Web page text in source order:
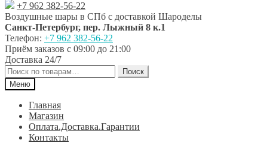
+7 962 382-56-22
Воздушные шары в СПб с доставкой Шароделы
Санкт-Петербург, пер. Лыжный 8 к.1
Телефон: +7 962 382-56-22
Приём заказов с 09:00 до 21:00
Доставка 24/7
Искать:
Поиск
Меню
Главная
Магазин
Оплата.Доставка.Гарантии
Контакты